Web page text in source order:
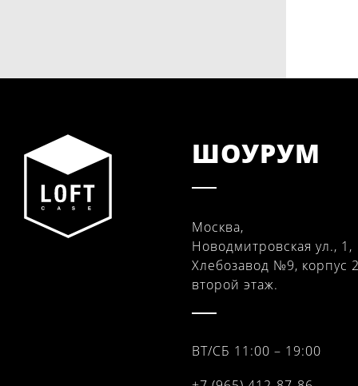
ШОУРУМ
Москва,
Новодмитровская ул., 1,
Хлебозавод №9, корпус
второй этаж.
ВТ/СБ 11:00 – 19:00